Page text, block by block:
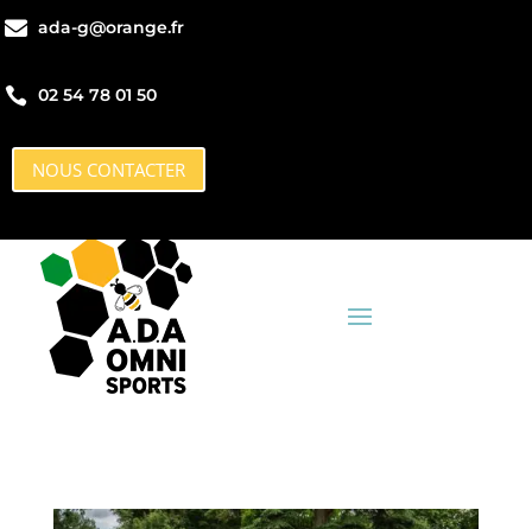
 ada-g@orange.fr
 02 54 78 01 50
NOUS CONTACTER
NOUS CONTACTER